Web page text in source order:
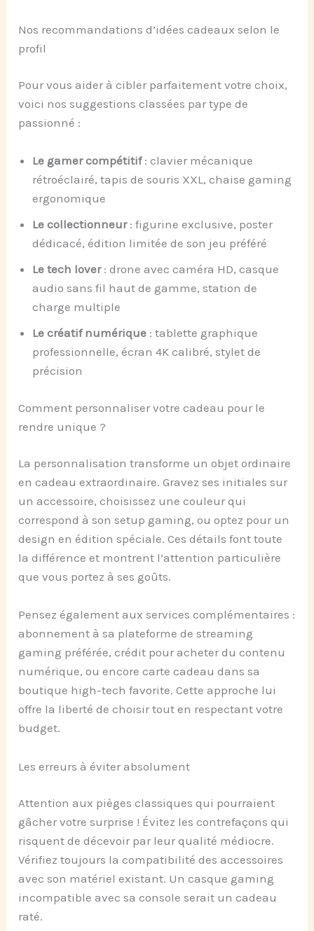
Nos recommandations d’idées cadeaux selon le
profil
Pour vous aider à cibler parfaitement votre choix,
voici nos suggestions classées par type de
passionné :
Le gamer compétitif: clavier mécanique
rétroéclairé, tapis de souris XXL, chaise gaming
ergonomique
Le collectionneur: figurine exclusive, poster
dédicacé, édition limitée de son jeu préféré
Le tech lover: drone avec caméra HD, casque
audio sans fil haut de gamme, station de
charge multiple
Le créatif numérique : tablette graphique
professionnelle, écran 4K calibré, stylet de
précision
Comment personnaliser votre cadeau pour le
rendre unique ?
La personnalisation transforme un objet ordinaire
en cadeau extraordinaire. Gravez ses initiales sur
un accessoire, choisissez une couleur qui
correspond à son setup gaming, ou optez pour un
design en édition spéciale. Ces détails font toute
la différence et montrent l’attention particulière
que vous portez à ses goûts.
Pensez également aux services complémentaires :
abonnement à sa plateforme de streaming
gaming préférée, crédit pour acheter du contenu
numérique, ou encore carte cadeau dans sa
boutique high-tech favorite. Cette approche lui
offre la liberté de choisir tout en respectant votre
budget.
Les erreurs à éviter absolument
Attention aux pièges classiques qui pourraient
gâcher votre surprise ! Évitez les contrefaçons qui
risquent de décevoir par leur qualité médiocre.
Vérifiez toujours la compatibilité des accessoires
avec son matériel existant. Un casque gaming
incompatible avec sa console serait un cadeau
raté.